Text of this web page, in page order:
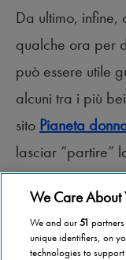
Da ultimo, infine,
qualche ora per
può essere utile
alcuni tra i più
sito Pianeta
lasciar “partire”
casa!
We Care About
We and our51
unique identifiers, on
technologies to